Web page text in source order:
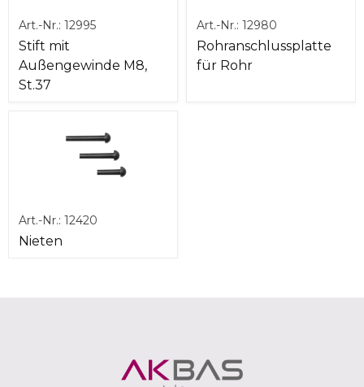
Art.-Nr.: 12995
Stift mit
Außengewinde M8,
St.37
Art.-Nr.: 12980
Rohranschlussplatte
für Rohr
Art.-Nr.: 12420
Nieten